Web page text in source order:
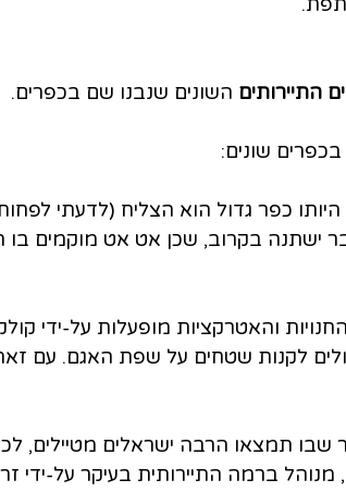
התיירותים השונים שנבנו שם בכפרים.
שונים:
כפר גדול הוא הצליח (לדעתי
ישתנה בקרוב, שכן אט אט מוקמים בו
והאטרקציות מופעלות על-ידי
לקנות שטחים על שפת האגם. עם
תמצאו הרבה ישראלים מטיילים,
ברמה התיירותית בעיקר על-ידי